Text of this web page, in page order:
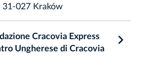
31-027 Kraków
Cracovia Express
Ungherese di Cracovia